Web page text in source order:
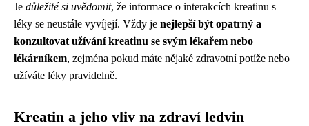
Je důležité si uvědomit, že informace o interakcích kreatinu s
léky se neustále vyvíjejí. Vždy je nejlepší být opatrný a
konzultovat užívání kreatinu se svým lékařem nebo
lékárníkem, zejména pokud máte nějaké zdravotní potíže nebo
užíváte léky pravidelně.
Kreatin a jeho vliv na zdraví ledvin